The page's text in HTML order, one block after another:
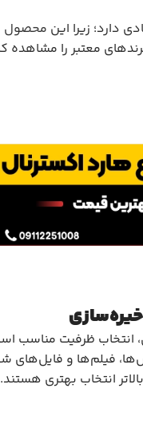
دارد؛ زیرا این محصول
معتبر را مشاهده
ظرفیت مناسب
فیلم‌ها و فایل‌های
انتخاب بهتری هستند.